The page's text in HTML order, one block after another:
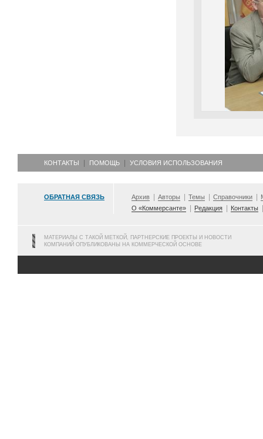
КОНТАКТЫ ПОМОЩЬ УСЛОВИЯ ИСПОЛЬЗОВАНИЯ
ОБРАТНАЯ СВЯЗЬ Архив Авторы Темы Справочники
О «Коммерсанте»
Редакция Контакты
МАТЕРИАЛЫ С ТАКОЙ МЕТКОЙ, ПАРТНЕРСКИЕ ПРОЕКТЫ И НОВОСТИ
КОМПАНИЙ ОПУБЛИКОВАНЫ НА КОММЕРЧЕСКОЙ ОСНОВЕ